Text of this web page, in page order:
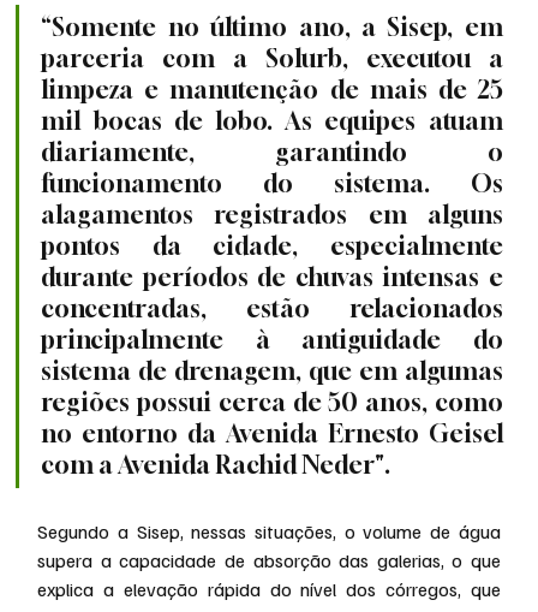
“Somente no último ano, a Sisep, em
parceria com a Solurb, executou a
limpeza e manutenção de mais de 25
mil bocas de lobo. As equipes atuam
diariamente, garantindo o
funcionamento do sistema. Os
alagamentos registrados em alguns
pontos da cidade, especialmente
durante períodos de chuvas intensas e
concentradas, estão relacionados
principalmente à antiguidade do
sistema de drenagem, que em algumas
regiões possui cerca de 50 anos, como
no entorno da Avenida Ernesto Geisel
com a Avenida Rachid Neder".
Segundo a Sisep, nessas situações, o volume de água
supera a capacidade de absorção das galerias, o que
explica a elevação rápida do nível dos córregos, que